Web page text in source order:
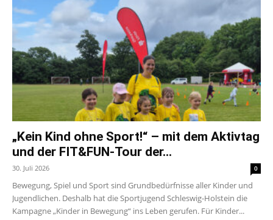
„Kein Kind ohne Sport!“ – mit dem Aktivtag
und der FIT&FUN-Tour der...
30. Juli 2026 0
Bewegung, Spiel und Sport sind Grundbedürfnisse aller Kinder und
Jugendlichen. Deshalb hat die Sportjugend Schleswig-Holstein die
Kampagne „Kinder in Bewegung“ ins Leben gerufen. Für Kinder...